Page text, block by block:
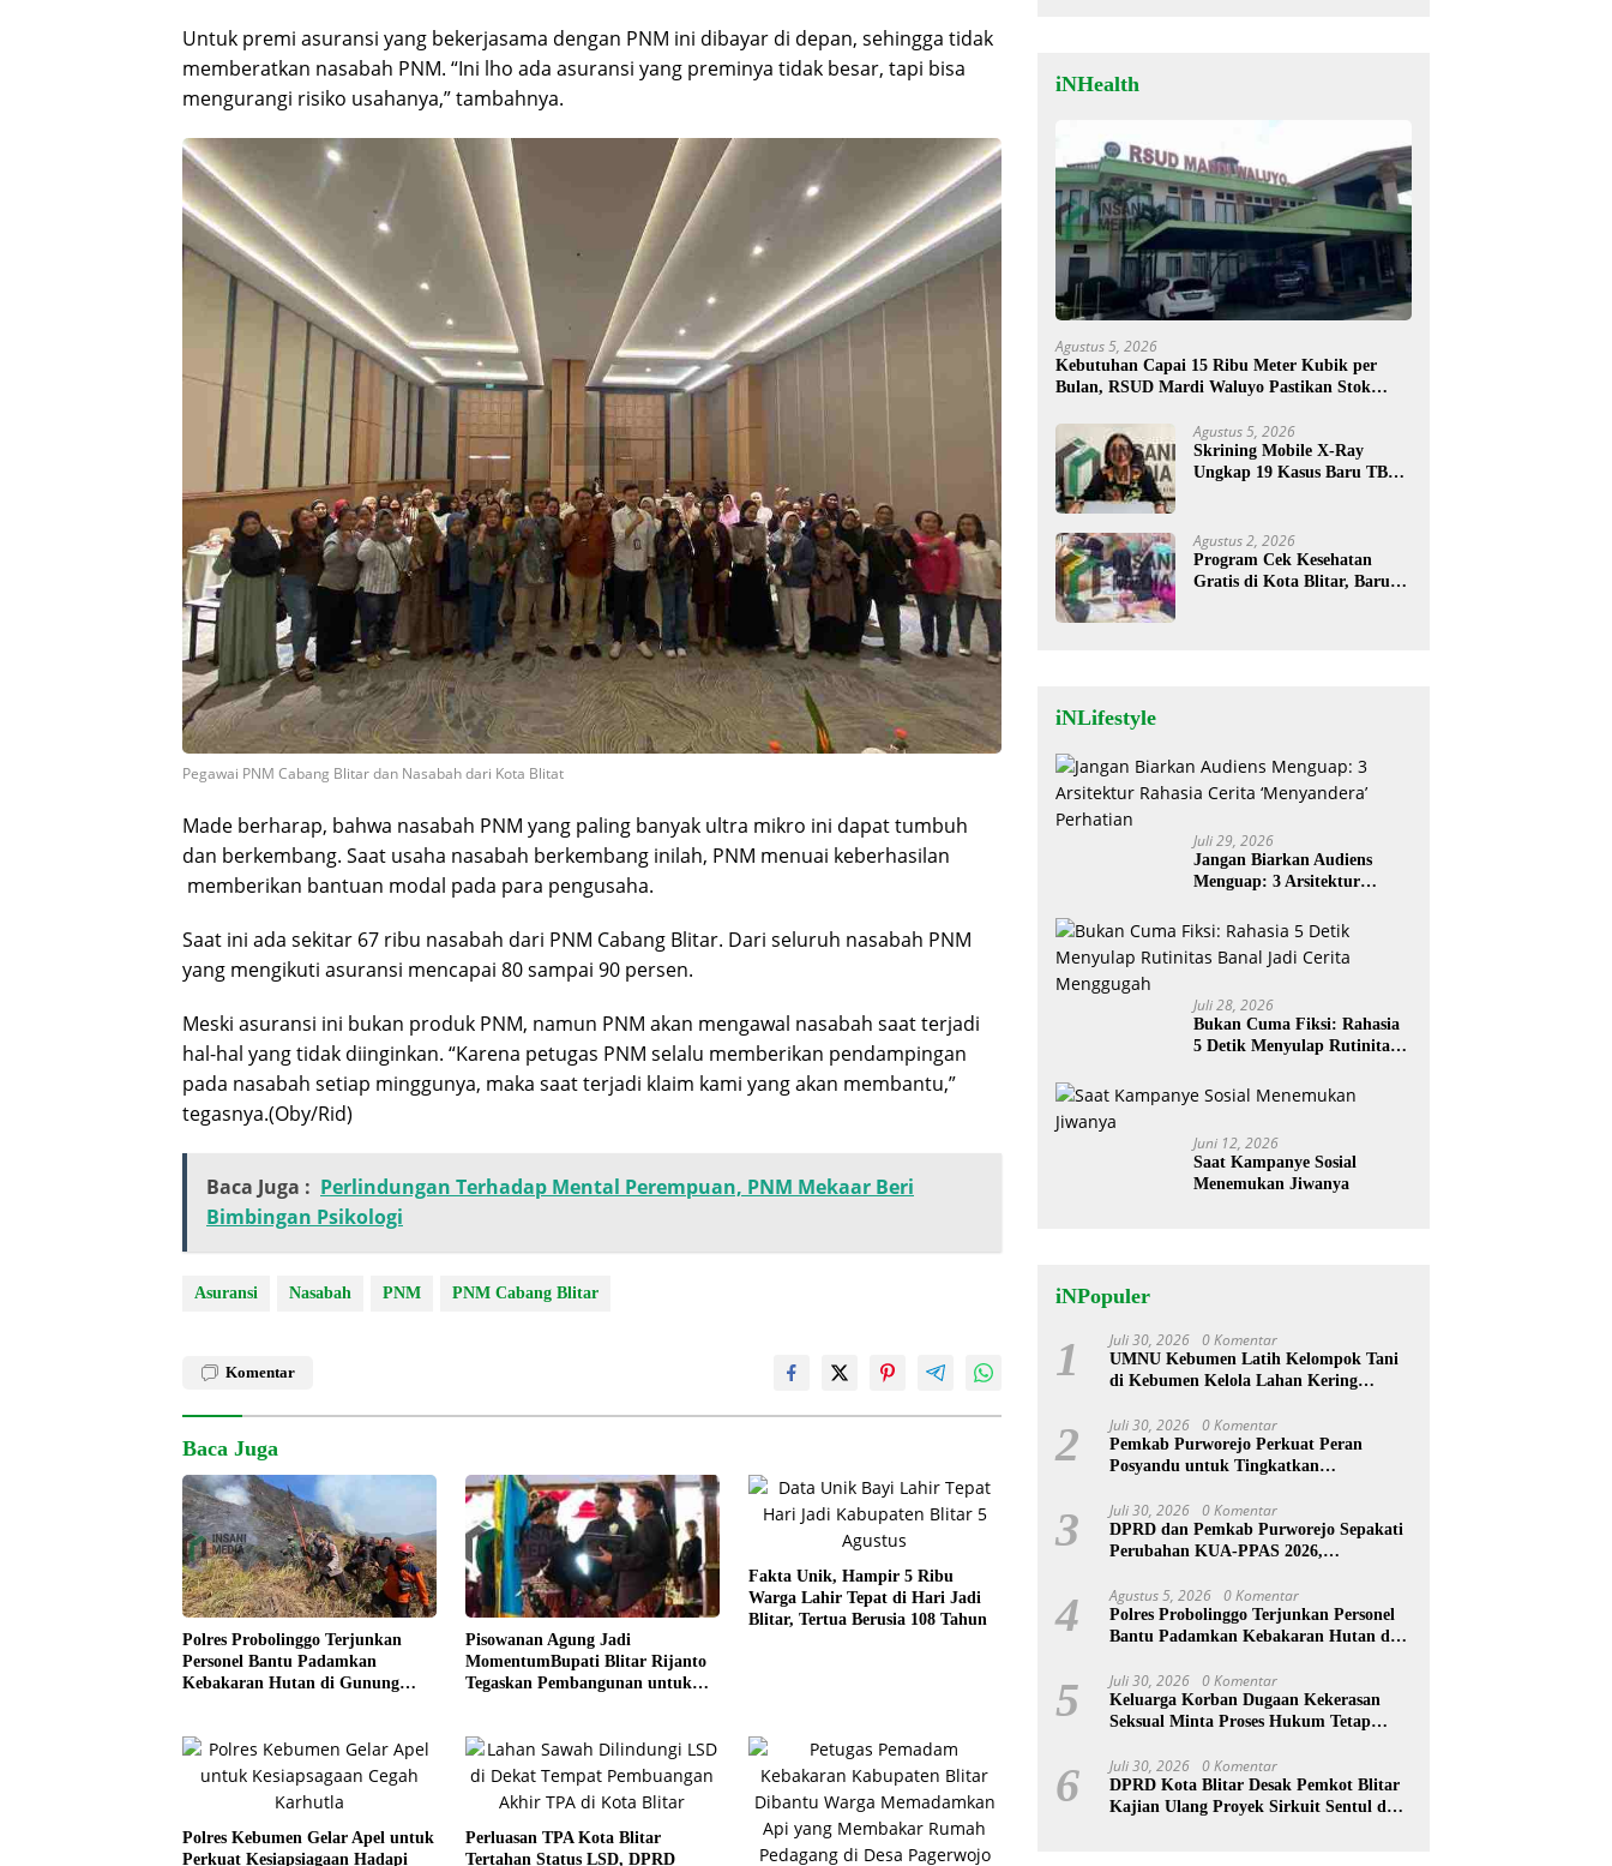
Untuk premi asuransi yang bekerjasama dengan PNM ini dibayar di depan, sehingga tidak
memberatkan nasabah PNM. “Ini lho ada asuransi yang preminya tidak besar, tapi bisa
mengurangi risiko usahanya,” tambahnya.
Pegawai PNM Cabang Blitar dan Nasabah dari Kota Blitat
Made berharap, bahwa nasabah PNM yang paling banyak ultra mikro ini dapat tumbuh
dan berkembang. Saat usaha nasabah berkembang inilah, PNM menuai keberhasilan
memberikan bantuan modal pada para pengusaha.
Saat ini ada sekitar 67 ribu nasabah dari PNM Cabang Blitar. Dari seluruh nasabah PNM
yang mengikuti asuransi mencapai 80 sampai 90 persen.
Meski asuransi ini bukan produk PNM, namun PNM akan mengawal nasabah saat terjadi
hal-hal yang tidak diinginkan. “Karena petugas PNM selalu memberikan pendampingan
pada nasabah setiap minggunya, maka saat terjadi klaim kami yang akan membantu,”
tegasnya.(Oby/Rid)
Baca Juga : Perlindungan Terhadap Mental Perempuan, PNM Mekaar Beri
Bimbingan Psikologi
Asuransi Nasabah PNM PNM Cabang Blitar
Komentar
Baca Juga
Polres Probolinggo Terjunkan
Personel Bantu Padamkan
Kebakaran Hutan di Gunung
Pisowanan Agung Jadi
MomentumBupati Blitar Rijanto
Tegaskan Pembangunan untuk
Fakta Unik, Hampir 5 Ribu
Warga Lahir Tepat di Hari Jadi
Blitar, Tertua Berusia 108 Tahun
Polres Kebumen Gelar Apel untuk
Perkuat Kesiapsiagaan Hadapi
Perluasan TPA Kota Blitar
Tertahan Status LSD, DPRD
iNHealth
Agustus 5, 2026
Kebutuhan Capai 15 Ribu Meter Kubik per
Bulan, RSUD Mardi Waluyo Pastikan Stok
Agustus 5, 2026
Skrining Mobile X-Ray
Ungkap 19 Kasus Baru TBC,
Agustus 2, 2026
Program Cek Kesehatan
Gratis di Kota Blitar, Baru
iNLifestyle
Juli 29, 2026
Jangan Biarkan Audiens
Menguap: 3 Arsitektur
Perhatian
Juli 28, 2026
Bukan Cuma Fiksi: Rahasia
5 Detik Menyulap Rutinitas
Menggugah
Juni 12, 2026
Saat Kampanye Sosial
Menemukan Jiwanya
iNPopuler
1 Juli 30, 2026 0 Komentar
UMNU Kebumen Latih Kelompok Tani
di Kebumen Kelola Lahan Kering
2 Juli 30, 2026 0 Komentar
Pemkab Purworejo Perkuat Peran
Posyandu untuk Tingkatkan
3 Juli 30, 2026 0 Komentar
DPRD dan Pemkab Purworejo Sepakati
Perubahan KUA-PPAS 2026,
4 Agustus 5, 2026 0 Komentar
Polres Probolinggo Terjunkan Personel
Bantu Padamkan Kebakaran Hutan di
5 Juli 30, 2026 0 Komentar
Keluarga Korban Dugaan Kekerasan
Seksual Minta Proses Hukum Tetap
6 Juli 30, 2026 0 Komentar
DPRD Kota Blitar Desak Pemkot Blitar
Kajian Ulang Proyek Sirkuit Sentul dan